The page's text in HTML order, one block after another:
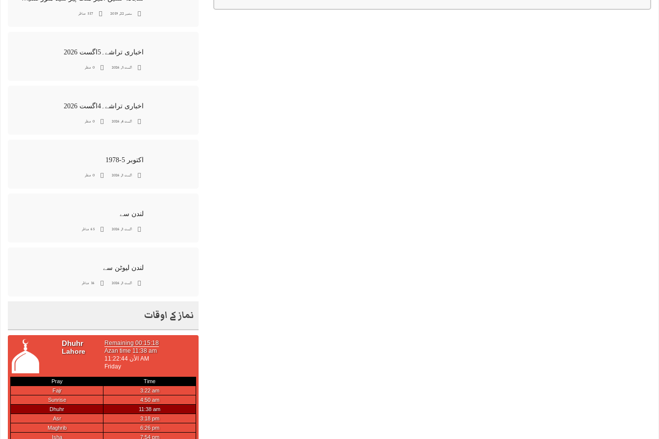
ستمبر 22, 2019 517 مناظر
اخباری تراشے۔5اگست 2026
اگست 5, 2026 0 منظر
اخباری تراشے۔4اگست 2026
اگست 4, 2026 0 منظر
اکتوبر 5-1978
اگست 3, 2026 0 منظر
لندن سے
اگست 3, 2026 65 مناظر
لندن لیوٹن سے
اگست 3, 2026 16 مناظر
نماز کے اوقات